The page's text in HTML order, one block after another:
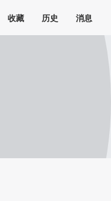
收藏 历史 消息